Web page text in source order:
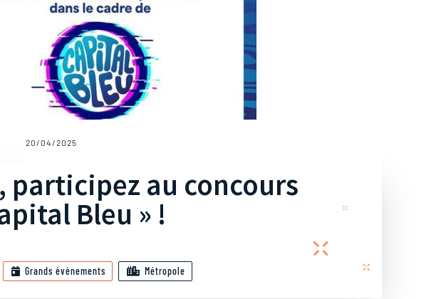
20/04/2025
participez au concours
Bleu » !
Grands évènements Métropole